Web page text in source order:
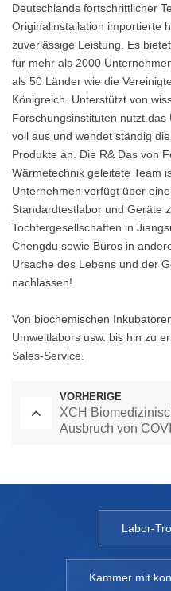
Deutschlands fortschrittlicher
Originalinstallation importierte
zuverlässige Leistung. Es
für mehr als 2000
als 50 Länder wie die
Königreich. Unterstützt von
Forschungsinstituten nutzt
voll aus und wendet ständig
Produkte an. Die R& Das von
Wärmetechnik geleitete Team
Unternehmen verfügt über
Standardtestlabor und Geräte
Tochtergesellschaften in
Chengdu sowie Büros in
Ursache des Lebens und der
nachlassen!
Von biochemischen
Umweltlabors usw. bis hin zu
Sales-Service.
VORHERIGE
XCH
Ausbruch von
Labor-
Kammer mit